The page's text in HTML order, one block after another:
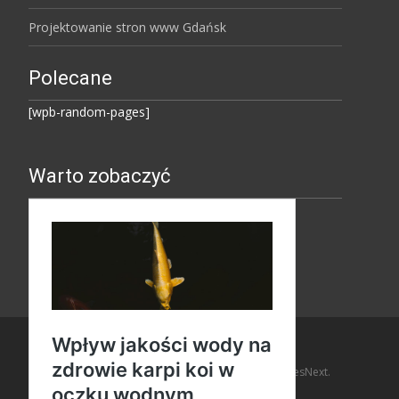
Projektowanie stron www Gdańsk
Polecane
[wpb-random-pages]
Warto zobaczyć
Copyright © Amaro Design
Powered by WordPress, Themei-design by TemplatesNext.